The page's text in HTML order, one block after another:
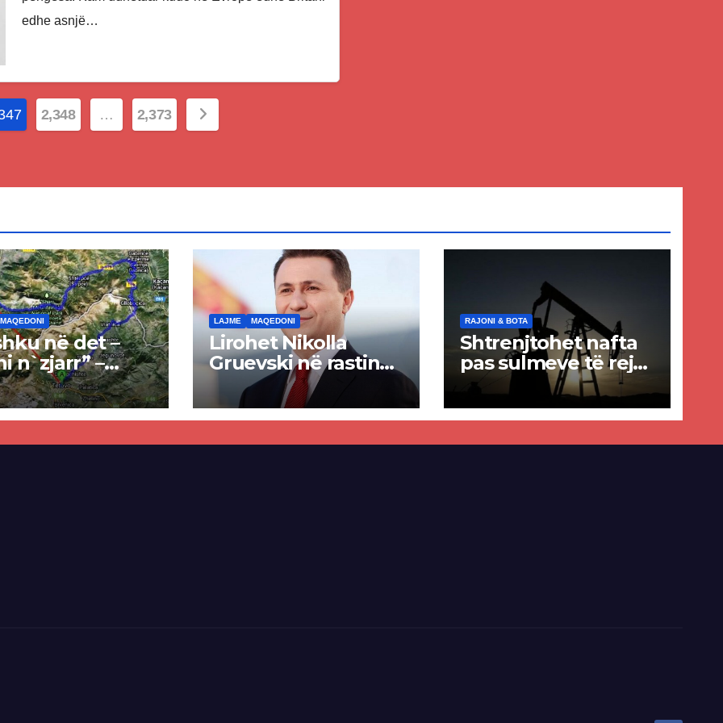
edhe asnjë…
2,348 … 2,373
MAQEDONI
në det –
n`zjarr” –
pa u kryer
i tunelit,
e Tetovës
për
LAJME MAQEDONI
Lirohet Nikolla
Gruevski në rastin
“Talir 2”, gjykata
rrëzon akuzat për
ndërtimin e
paligjshëm të selisë
RAJONI & BOTA
Shtrenjtohet nafta
pas sulmeve të reja
SHBA–Iran